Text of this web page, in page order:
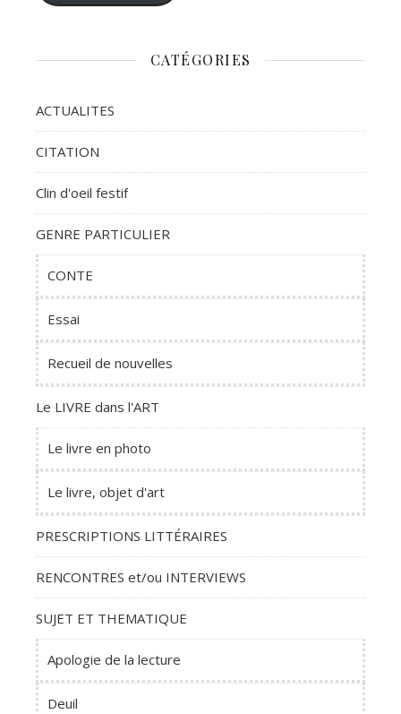
CATÉGORIES
ACTUALITES
CITATION
Clin d'oeil festif
GENRE PARTICULIER
CONTE
Essai
Recueil de nouvelles
Le LIVRE dans l'ART
Le livre en photo
Le livre, objet d'art
PRESCRIPTIONS LITTÉRAIRES
RENCONTRES et/ou INTERVIEWS
SUJET ET THEMATIQUE
Apologie de la lecture
Deuil